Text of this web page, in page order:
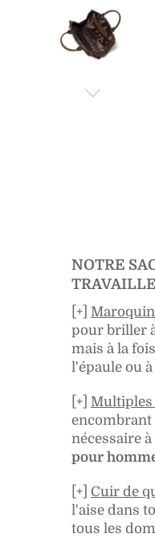
NOTRE
[+]
pour briller
mais à la
l'épaule ou
[+] Multiples
encombrant
nécessaire
pour
[+] Cuir de
l'aise dans
tous les